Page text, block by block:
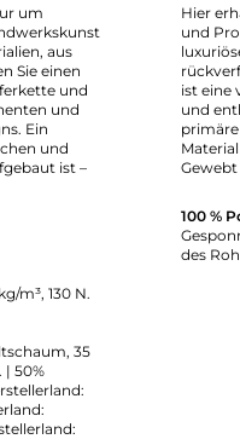
um
aus
Sie einen
und
und
Ein
und
ist –
m³, 130 N.
35
| 50%
Hier
und
ist eine
und
100 %
des